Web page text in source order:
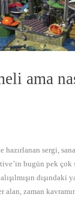
ama
sergi,
bugün pek çok
dışındaki
alan, zaman